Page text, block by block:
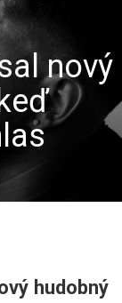
nový
hudobný